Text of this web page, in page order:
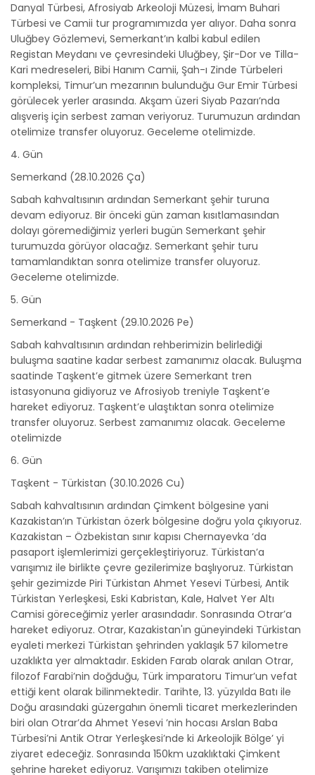
Danyal Türbesi, Afrosiyab Arkeoloji Müzesi, İmam Buhari
Türbesi ve Camii tur programımızda yer alıyor. Daha sonra
Uluğbey Gözlemevi, Semerkant’ın kalbi kabul edilen
Registan Meydanı ve çevresindeki Uluğbey, Şir-Dor ve Tilla-
Kari medreseleri, Bibi Hanım Camii, Şah-ı Zinde Türbeleri
kompleksi, Timur’un mezarının bulunduğu Gur Emir Türbesi
görülecek yerler arasında. Akşam üzeri Siyab Pazarı’nda
alışveriş için serbest zaman veriyoruz. Turumuzun ardından
otelimize transfer oluyoruz. Geceleme otelimizde.
4. Gün
Semerkand (28.10.2026 Ça)
Sabah kahvaltısının ardından Semerkant şehir turuna
devam ediyoruz. Bir önceki gün zaman kısıtlamasından
dolayı göremediğimiz yerleri bugün Semerkant şehir
turumuzda görüyor olacağız. Semerkant şehir turu
tamamlandıktan sonra otelimize transfer oluyoruz.
Geceleme otelimizde.
5. Gün
Semerkand - Taşkent (29.10.2026 Pe)
Sabah kahvaltısının ardından rehberimizin belirlediği
buluşma saatine kadar serbest zamanımız olacak. Buluşma
saatinde Taşkent’e gitmek üzere Semerkant tren
istasyonuna gidiyoruz ve Afrosiyob treniyle Taşkent’e
hareket ediyoruz. Taşkent’e ulaştıktan sonra otelimize
transfer oluyoruz. Serbest zamanımız olacak. Geceleme
otelimizde
6. Gün
Taşkent - Türkistan (30.10.2026 Cu)
Sabah kahvaltısının ardından Çimkent bölgesine yani
Kazakistan’ın Türkistan özerk bölgesine doğru yola çıkıyoruz.
Kazakistan – Özbekistan sınır kapısı Chernayevka ‘da
pasaport işlemlerimizi gerçekleştiriyoruz. Türkistan’a
varışımız ile birlikte çevre gezilerimize başlıyoruz. Türkistan
şehir gezimizde Piri Türkistan Ahmet Yesevi Türbesi, Antik
Türkistan Yerleşkesi, Eski Kabristan, Kale, Halvet Yer Altı
Camisi göreceğimiz yerler arasındadır. Sonrasında Otrar’a
hareket ediyoruz. Otrar, Kazakistan'ın güneyindeki Türkistan
eyaleti merkezi Türkistan şehrinden yaklaşık 57 kilometre
uzaklıkta yer almaktadır. Eskiden Farab olarak anılan Otrar,
filozof Farabi’nin doğduğu, Türk imparatoru Timur’un vefat
ettiği kent olarak bilinmektedir. Tarihte, 13. yüzyılda Batı ile
Doğu arasındaki güzergahın önemli ticaret merkezlerinden
biri olan Otrar’da Ahmet Yesevi ’nin hocası Arslan Baba
Türbesi’ni Antik Otrar Yerleşkesi’nde ki Arkeolojik Bölge’ yi
ziyaret edeceğiz. Sonrasında 150km uzaklıktaki Çimkent
şehrine hareket ediyoruz. Varışımızı takiben otelimize